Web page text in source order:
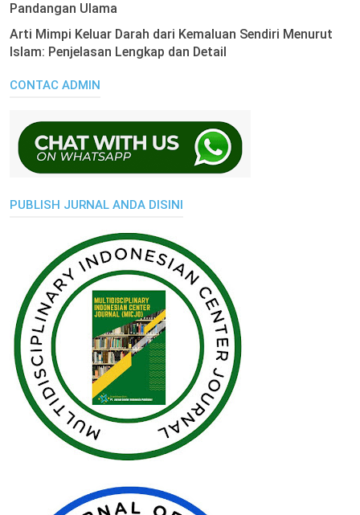
Pandangan Ulama
Arti Mimpi Keluar Darah dari Kemaluan Sendiri Menurut
Islam: Penjelasan Lengkap dan Detail
CONTAC ADMIN
PUBLISH JURNAL ANDA DISINI